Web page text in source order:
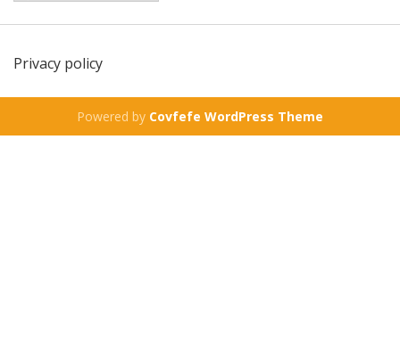
Privacy policy
Powered by Covfefe WordPress Theme